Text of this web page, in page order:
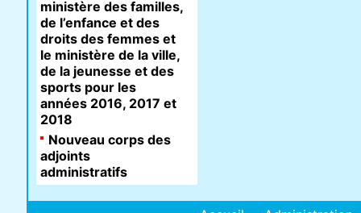
ministère des familles,
de l’enfance et des
droits des femmes et
le ministère de la ville,
de la jeunesse et des
sports pour les
années 2016, 2017 et
2018
Nouveau corps des
adjoints
administratifs